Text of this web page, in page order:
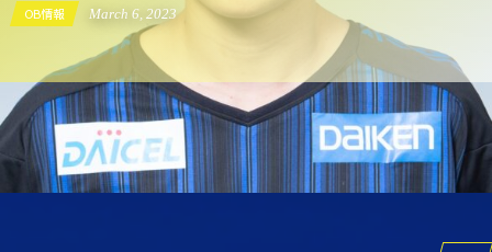
OB情報 March 6 2023